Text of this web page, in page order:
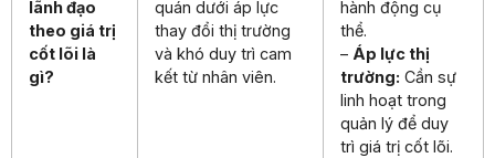
lãnh đạo
theo giá trị
cốt lõi là
gì?
quán dưới áp lực
thay đổi thị trường
và khó duy trì cam
kết từ nhân viên.
hành động cụ
thể.
– Áp lực thị
trường: Cần sự
linh hoạt trong
quản lý để duy
trì giá trị cốt lõi.